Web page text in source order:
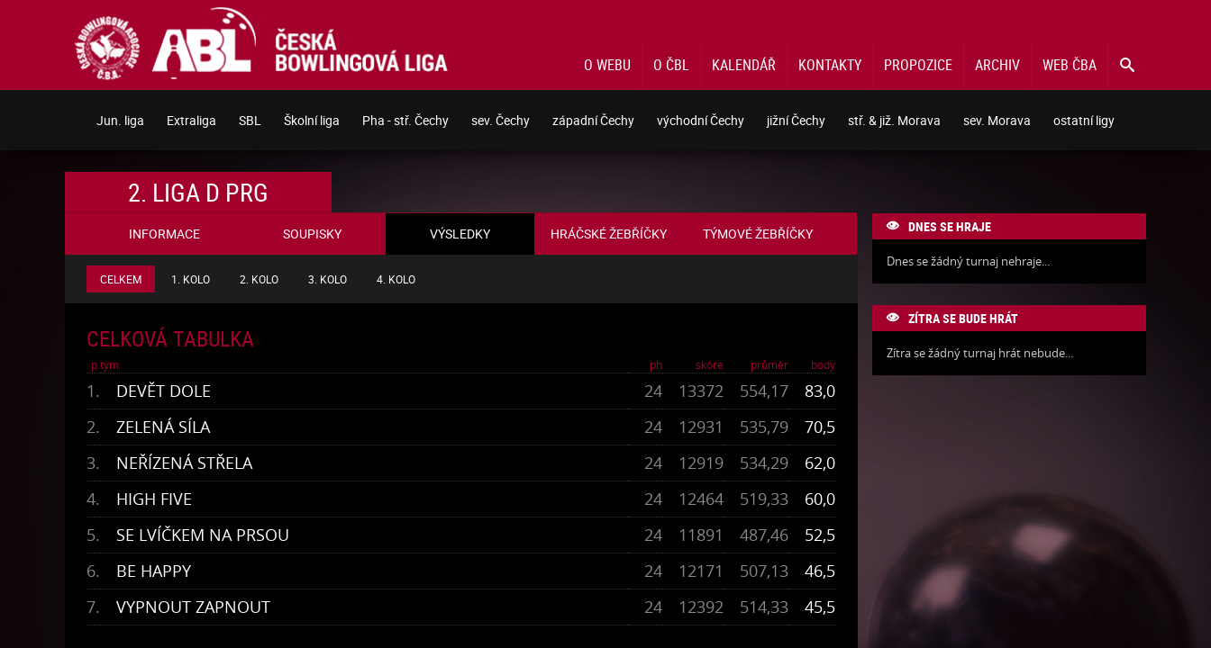

O WEBU O ČBL KALENDÁŘ KONTAKTY PROPOZICE ARCHIV WEB ČBA
Jun. liga Extraliga SBL Školní liga Pha - stř. Čechy sev. Čechy západní Čechy východní Čechy jižní Čechy stř. & již. Morava sev. Morava ostatní ligy
2. LIGA D PRG
INFORMACE SOUPISKY VÝSLEDKY HRÁČSKÉ ŽEBŘÍČKY TÝMOVÉ ŽEBŘÍČKY
CELKEM 1. KOLO 2. KOLO 3. KOLO 4. KOLO
CELKOVÁ TABULKA
p.tým ph skóre průměr body
1. DEVĚT DOLE 24 13372 554,17
83,0
2.
ZELENÁ SÍLA 24 12931 535,79
70,5
3.
NEŘÍZENÁ STŘELA 24 12919 534,29
62,0
4.
HIGH FIVE 24 12464 519,33
60,0
5.
SE LVÍČKEM NA PRSOU 24 11891 487,46
52,5
6.
BE HAPPY 24 12171 507,13
46,5
7.
VYPNOUT ZAPNOUT 24 12392 514,33 45,5
 DNES SE HRAJE
Dnes se žádný turnaj nehraje...
 ZÍTRA SE BUDE HRÁT
Zítra se žádný turnaj hrát nebude...